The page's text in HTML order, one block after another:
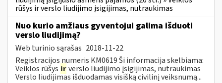
rūšys ir verslo liudijimo įsigijimas, nutraukimas
Nuo kurio amžiaus gyventojui galima išduoti
verslo liudijimą?
Web turinio sąrašas 2018-11-22
Registracijos numeris KM0619 Ši informacija skelbiama:
Veiklos rūšys irverslo liudijimo įsigijimas, nutraukimas
Verslo liudijimas išduodamas visišką civilinį veiksnumą...